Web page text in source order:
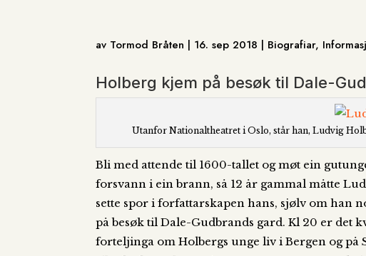
av Tormod Bråten | 16. sep 2018 | Biografiar,
Holberg kjem på besøk til Dale-
Utanfor Nationaltheatret i Oslo, står han, Ludvig
Bli med attende til 1600-tallet og møt ein
forsvann i ein brann, så 12 år gammal måtte
sette spor i forfattarskapen hans, sjølv om han
på besøk til Dale-Gudbrands gard. Kl 20 er det
forteljinga om Holbergs unge liv i Bergen og